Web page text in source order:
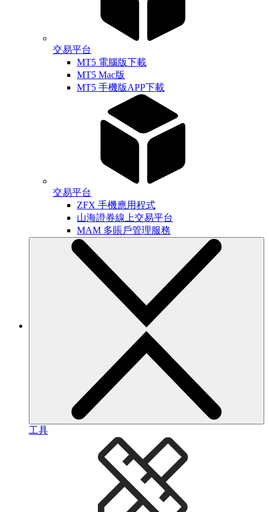
交易平台
MT5 電腦版下載
MT5 Mac版
MT5 手機版APP下載
交易平台
ZFX 手機應用程式
山海證券線上交易平台
MAM 多賬戶管理服務
工具